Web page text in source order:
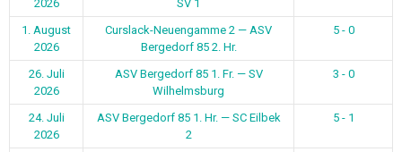
2026
SV 1
1. August
2026
Curslack-Neuengamme 2 — ASV
Bergedorf 85 2. Hr.
5 - 0
26. Juli
2026
ASV Bergedorf 85 1. Fr. — SV
Wilhelmsburg
3 - 0
24. Juli
2026
ASV Bergedorf 85 1. Hr. — SC Eilbek
2
5 - 1